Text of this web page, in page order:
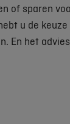
of sparen
u de
En het